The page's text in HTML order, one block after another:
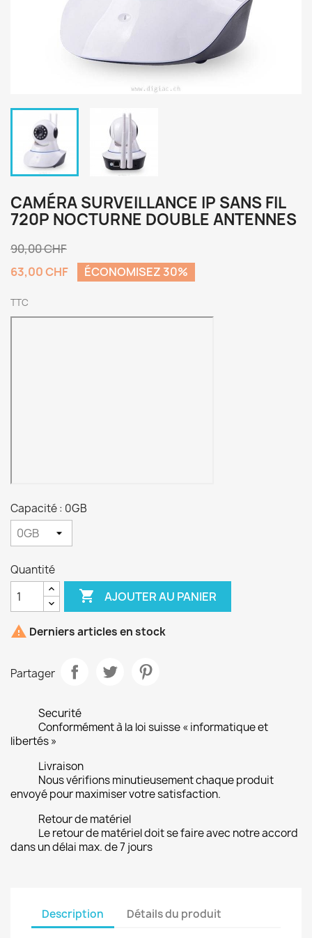
CAMÉRA SURVEILLANCE IP SANS FIL
720P NOCTURNE DOUBLE ANTENNES
90,00 CHF
63,00 CHF
ÉCONOMISEZ 30%
TTC
Capacité : 0GB
Quantité
 AJOUTER AU PANIER
 Derniers articles en stock
Partager
Securité
Conformément à la loi suisse « informatique et
libertés »
Livraison
Nous vérifions minutieusement chaque produit
envoyé pour maximiser votre satisfaction.
Retour de matériel
Le retour de matériel doit se faire avec notre accord
dans un délai max. de 7 jours
Description Détails du produit